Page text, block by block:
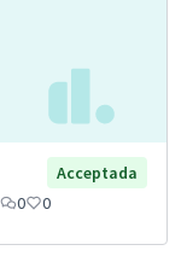
Acceptada
0 0